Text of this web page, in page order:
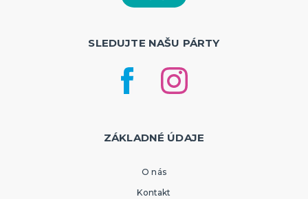
SLEDUJTE NAŠU PÁRTY
ZÁKLADNÉ ÚDAJE
O nás
Kontakt